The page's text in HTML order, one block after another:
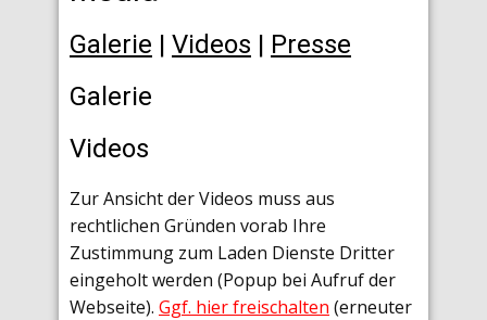
Galerie | Videos | Presse
Galerie
Videos
Zur Ansicht der Videos muss aus
rechtlichen Gründen vorab Ihre
Zustimmung zum Laden Dienste Dritter
eingeholt werden (Popup bei Aufruf der
Webseite). Ggf. hier freischalten (erneuter